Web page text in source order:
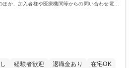
か、加入者様や医療機関等からの問い合わせ電話
経験者歓迎 退職金あり
在宅OK